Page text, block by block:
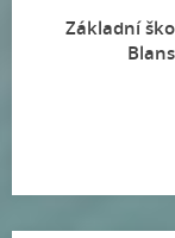
Základní